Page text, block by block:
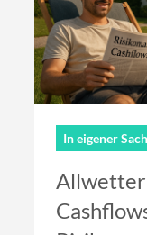
In eigener